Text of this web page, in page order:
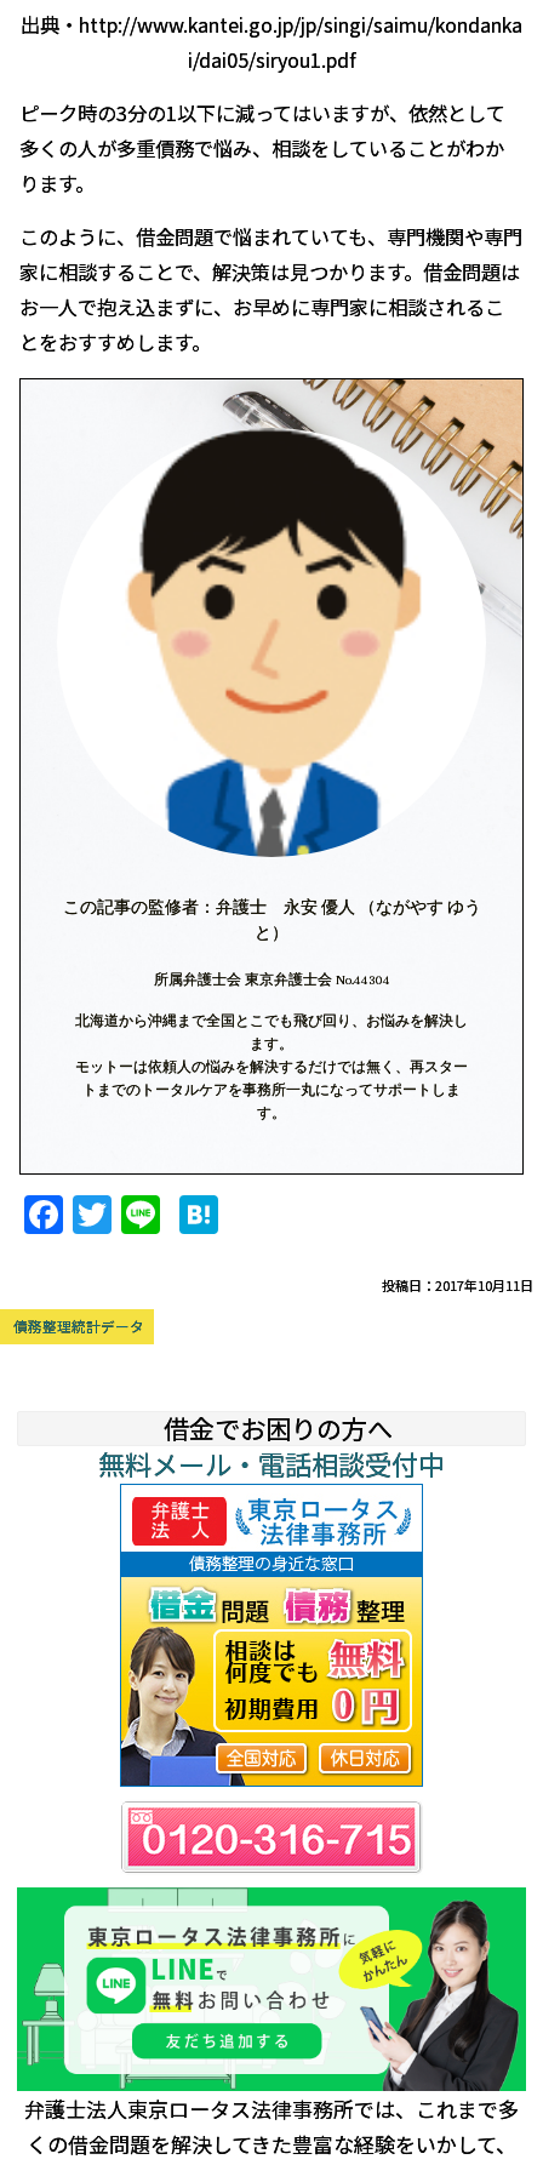
出典・http://www.kantei.go.jp/jp/singi/saimu/kondanka
i/dai05/siryou1.pdf
ピーク時の3分の1以下に減ってはいますが、依然として
多くの人が多重債務で悩み、相談をしていることがわか
ります。
このように、借金問題で悩まれていても、専門機関や専門
家に相談することで、解決策は見つかります。借金問題は
お一人で抱え込まずに、お早めに専門家に相談されるこ
とをおすすめします。
この記事の監修者：弁護士 永安 優人 （ながやす ゆう
と）
所属弁護士会 東京弁護士会 No.44304
北海道から沖縄まで全国とこでも飛び回り、お悩みを解決し
ます。
モットーは依頼人の悩みを解決するだけでは無く、再スター
トまでのトータルケアを事務所一丸になってサポートしま
す。
F
e
T
er
Li
投稿日：2017年10月11日
債務整理統計データ
借金でお困りの方へ
無料メール・電話相談受付中
弁護士法人東京ロータス法律事務所では、これまで多
くの借金問題を解決してきた豊富な経験をいかして、